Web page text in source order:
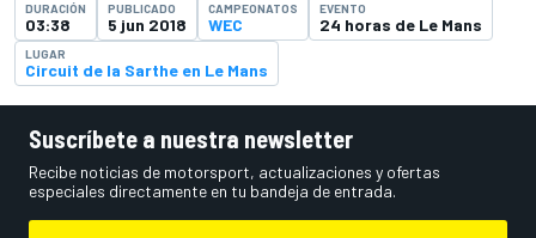
DURACIÓN
03:38
PUBLICADO
5 jun 2018
CAMPEONATOS
WEC
EVENTO
24 horas de Le Mans
LUGAR
Circuit de la Sarthe en Le Mans
Suscríbete a nuestra newsletter
Recibe noticias de motorsport, actualizaciones y ofertas
especiales directamente en tu bandeja de entrada.